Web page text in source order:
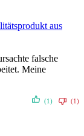
aus
falsche
Meine
(1) (1)